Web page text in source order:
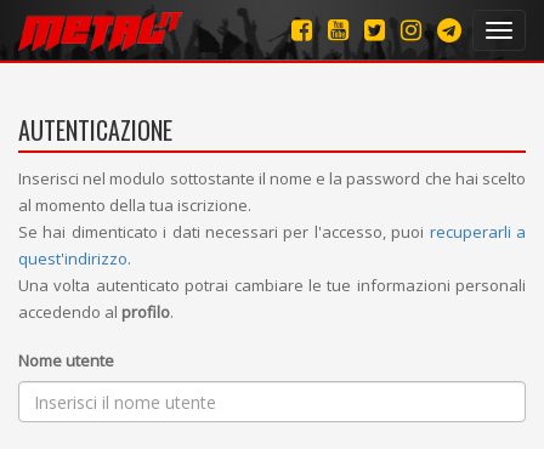
AUTENTICAZIONE
Inserisci nel modulo sottostante il nome e la password che hai scelto
al momento della tua iscrizione.
Se hai dimenticato i dati necessari per l'accesso, puoi recuperarli a
quest'indirizzo.
Una volta autenticato potrai cambiare le tue informazioni personali
accedendo al profilo.
Nome utente